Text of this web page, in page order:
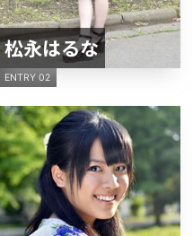
松永はるな
ENTRY 02